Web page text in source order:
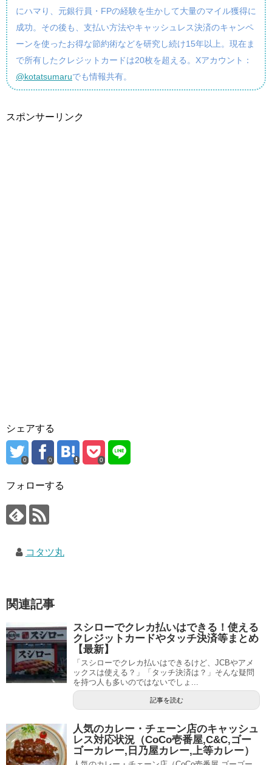
にハマり、元銀行員・FPの経験を生かして大量のマイル獲得に
成功。その後も、支払い方法やキャッシュレス決済のキャンペ
ーンを使ったお得な節約術などを研究し続け15年以上。現在ま
で所有したクレジットカードは20枚を超える。Xアカウント：
@kotatsumaruでも情報共有。
スポンサーリンク
シェアする
0 0 0
フォローする
コタツ丸
関連記事
スシローでクレカ払いはできる！使える
クレジットカードやタッチ決済等まとめ
【最新】
「スシローでクレカ払いはできるけど、JCBやアメ
ックスは使える？」「タッチ決済は？」そんな疑問
を持つ人も多いのではないでしょ...
記事を読む
人気のカレー・チェーン店のキャッシュ
レス対応状況（CoCo壱番屋,C&C,ゴー
ゴーカレー,日乃屋カレー,上等カレー）